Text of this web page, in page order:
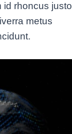
id rhoncus justo
metus